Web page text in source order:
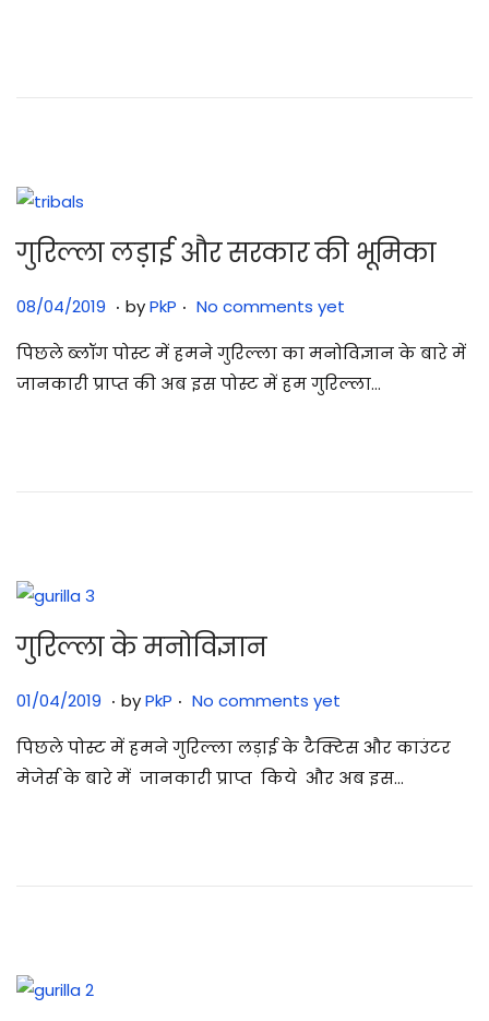
गुरिल्ला लड़ाई और सरकार की भूमिका
Posted on
08/04/2019 3
0
. byPkP . No comments yet
पिछले ब्लॉग पोस्ट में हमने गुरिल्ला का मनोविज्ञान के बारे में
जानकारी प्राप्त की अब इस पोस्ट में हम गुरिल्ला…
गुरिल्ला के मनोविज्ञान
Posted on
01/04/2019 3
/
0
. byPkP . No comments yet
पिछले पोस्ट में हमने गुरिल्ला लड़ाई के टैक्टिस और काउंटर
मेजेर्स के बारे में जानकारी प्राप्त किये और अब इस…